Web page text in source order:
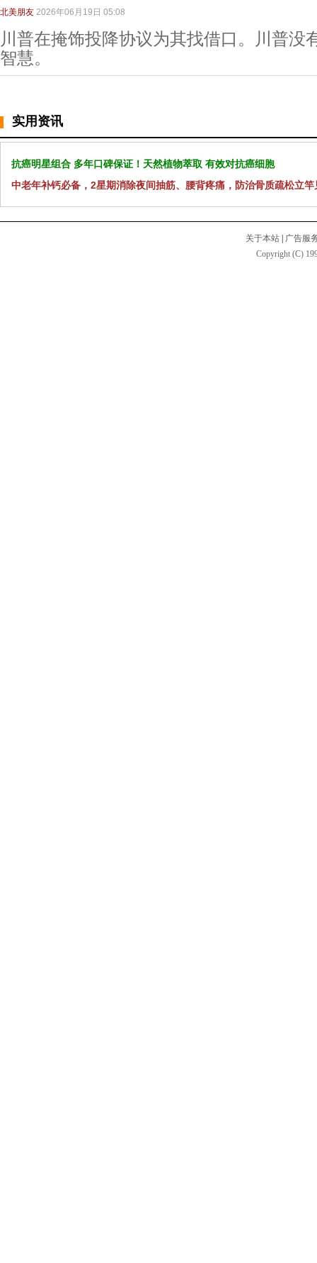
北美朋友 2026年06月19日 05:08
川普在掩饰投降协议为其找借口。川普没
智慧。
实用资讯
抗癌明星组合 多年口碑保证！天然植物萃取 有效对抗癌细胞
中老年补钙必备，2星期消除夜间抽筋、腰背疼痛，防治骨质疏松立竿
关于本站
广告服
Copyright (C)